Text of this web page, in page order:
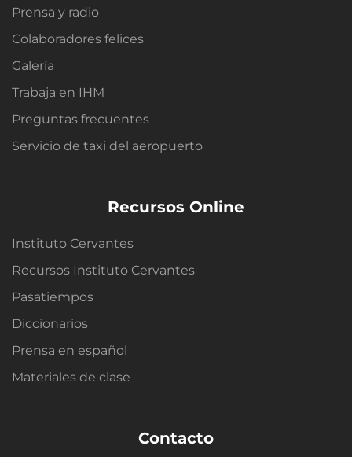
Prensa y radio
Colaboradores felices
Galería
Trabaja en IHM
Preguntas frecuentes
Servicio de taxi del aeropuerto
Recursos Online
Instituto Cervantes
Recursos Instituto Cervantes
Pasatiempos
Diccionarios
Prensa en español
Materiales de clase
Contacto